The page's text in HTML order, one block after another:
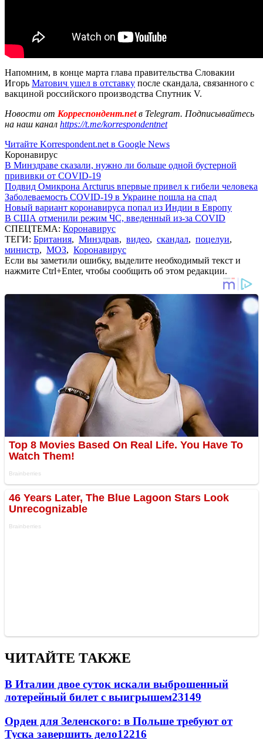
Напомним, в конце марта глава правительства Словакии
Игорь Матович ушел в отставку после скандала, связанного с
вакциной российского производства Спутник V.
Новости от Корреспондент.netв Telegram. Подписывайтесь
на наш канал https://t.me/korrespondentnet
Читайте Korrespondent.net в Google News
Коронавирус
В Минздраве сказали, нужно ли больше одной бустерной
прививки от COVID-19
Подвид Омикрона Arcturus впервые привел к гибели человека
Заболеваемость COVID-19 в Украине пошла на спад
Новый вариант коронавируса попал из Индии в Европу
В США отменили режим ЧС, введенный из-за COVID
СПЕЦТЕМА: Коронавирус
ТЕГИ: Британия, Минздрав, видео, скандал, поцелуи,
министр, МОЗ, Коронавирус
Если вы заметили ошибку, выделите необходимый текст и
нажмите Ctrl+Enter, чтобы сообщить об этом редакции.
ЧИТАЙТЕ ТАКЖЕ
В Италии двое суток искали выброшенный
лотерейный билет с выигрышем23149
Орден для Зеленского: в Польше требуют от
Туска завершить дело12216